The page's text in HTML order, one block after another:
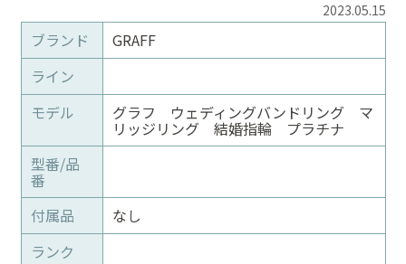
2023.05.15
ブランド
GRAFF
ライン
モデル
グラフ ウェディングバンドリング マ
リッジリング 結婚指輪 プラチナ
型番/品
番
付属品
なし
ランク